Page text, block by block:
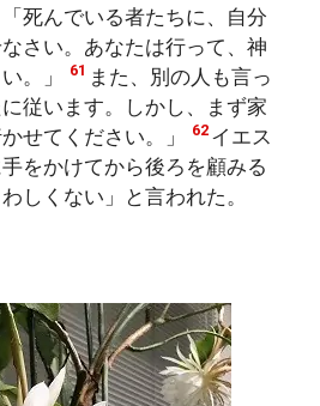
死んでいる者たちに、自分
さい。あなたは行って、神
。」
61 また、別の人も言っ
従います。しかし、まず家
せてください。」
62 イエス
をかけてから後ろを顧みる
しくない」と言われた。